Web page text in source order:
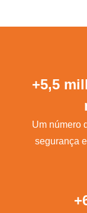
+5,5
Um número
segurança